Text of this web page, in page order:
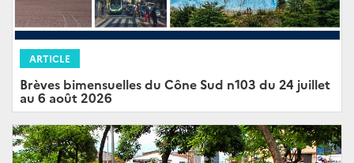
ARTICLE
Brèves bimensuelles du Cône Sud n103 du 24 juillet
au 6 août 2026